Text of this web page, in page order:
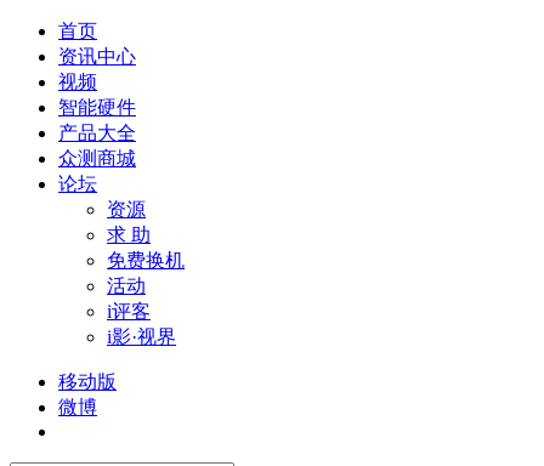
首页
资讯中心
视频
智能硬件
产品大全
众测商城
论坛
资源
求 助
免费换机
活动
i评客
i影·视界
移动版
微博